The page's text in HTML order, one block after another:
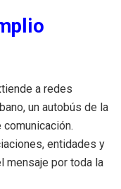
a redes
un autobús de la
entidades y
mensaje por toda la